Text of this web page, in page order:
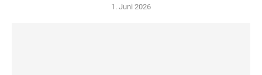
1. Juni 2026